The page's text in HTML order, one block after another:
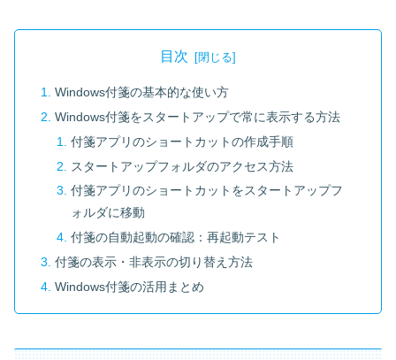
目次
Windows付箋の基本的な使い方
Windows付箋をスタートアップで常に表示する方法
付箋アプリのショートカットの作成手順
スタートアップフォルダのアクセス方法
付箋アプリのショートカットをスタートアップフ
ォルダに移動
付箋の自動起動の確認：再起動テスト
付箋の表示・非表示の切り替え方法
Windows付箋の活用まとめ